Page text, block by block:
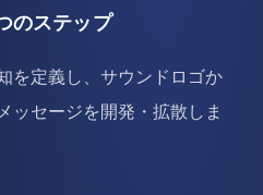
のステップ
を定義し、サウンドロゴか
ッセージを開発・拡散しま